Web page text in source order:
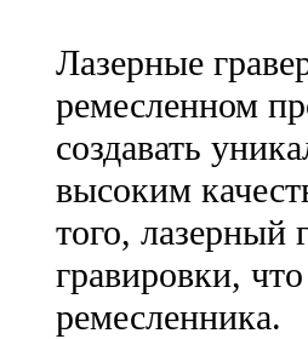
Лазерные
ремесленном
создавать
высоким
того, лазерный
гравировки,
ремесленника.